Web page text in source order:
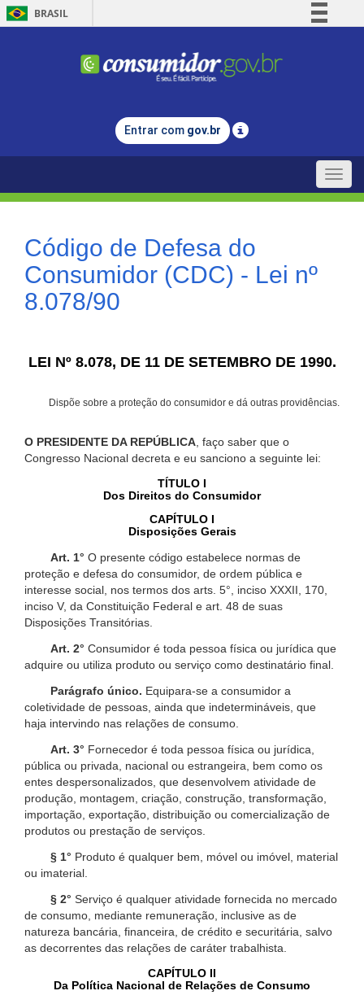
BRASIL
Comunica BR
Legislação
Entrar com gov.br
Toggle
Código de Defesa do
Consumidor (CDC) - Lei nº
8.078/90
LEI Nº 8.078, DE 11 DE SETEMBRO DE 1990.
Dispõe sobre a proteção do consumidor e dá outras providências.
O PRESIDENTE DA REPÚBLICA , faço saber que o
Congresso Nacional decreta e eu sanciono a seguinte lei:
TÍTULO I
Dos Direitos do Consumidor
CAPÍTULO I
Disposições Gerais
Art. 1° O presente código estabelece normas de
proteção e defesa do consumidor, de ordem pública e
interesse social, nos termos dos arts. 5°, inciso XXXII, 170,
inciso V, da Constituição Federal e art. 48 de suas
Disposições Transitórias.
Art. 2° Consumidor é toda pessoa física ou jurídica que
adquire ou utiliza produto ou serviço como destinatário final.
Parágrafo único. Equipara-se a consumidor a
coletividade de pessoas, ainda que indetermináveis, que
haja intervindo nas relações de consumo.
Art. 3° Fornecedor é toda pessoa física ou jurídica,
pública ou privada, nacional ou estrangeira, bem como os
entes despersonalizados, que desenvolvem atividade de
produção, montagem, criação, construção, transformação,
importação, exportação, distribuição ou comercialização de
produtos ou prestação de serviços.
§ 1° Produto é qualquer bem, móvel ou imóvel, material
ou imaterial.
§ 2° Serviço é qualquer atividade fornecida no mercado
de consumo, mediante remuneração, inclusive as de
natureza bancária, financeira, de crédito e securitária, salvo
as decorrentes das relações de caráter trabalhista.
CAPÍTULO II
Da Política Nacional de Relações de Consumo